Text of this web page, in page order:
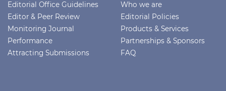
Editorial Office Guidelines
Editor & Peer Review
Monitoring Journal
Performance
Attracting Submissions
Who we are
Editorial Policies
Products & Services
Partnerships & Sponsors
FAQ